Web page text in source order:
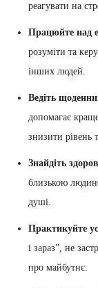
реагувати на
Працюйте над
розуміти та
інших людей.
Ведіть
допомагає
знизити рівень
Знайдіть
близькою
душі.
Практикуйте
і зараз”, не
про майбутнє.